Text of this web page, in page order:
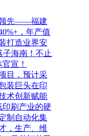
领先——福建
，年产值
打造业界安
子海南！不止
宣！
目，预计采
装巨头在印
术创新赋能
刷产业的硬
制自动化集
，生产、维